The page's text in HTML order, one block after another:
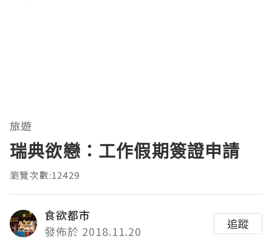
旅遊
瑞典欲戀：工作假期簽證申請
瀏覽次數:12429
食欲都市
發佈於 2018.11.20
追蹤